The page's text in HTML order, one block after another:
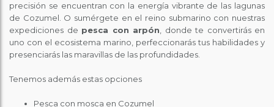
precisión se encuentran con la energía vibrante de las lagunas
de Cozumel. O sumérgete en el reino submarino con nuestras
expediciones de pesca con arpón, donde te convertirás en
uno con el ecosistema marino, perfeccionarás tus habilidades y
presenciarás las maravillas de las profundidades.
Tenemos además estas opciones
Pesca con mosca en Cozumel